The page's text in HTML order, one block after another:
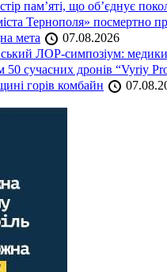
пам’яті, що об’єднує
Тернополя» посмертно
мета
07.08.2026
ЛОР-симпозіум:
50 сучасних дронів “Vyriy
горів комбайн